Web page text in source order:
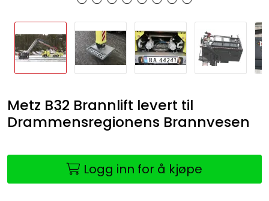
Metz B32 Brannlift levert til
Drammensregionens Brannvesen
Logg inn for å kjøpe